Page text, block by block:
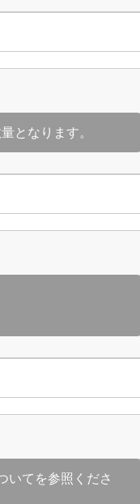
となります。
いてを参照くださ